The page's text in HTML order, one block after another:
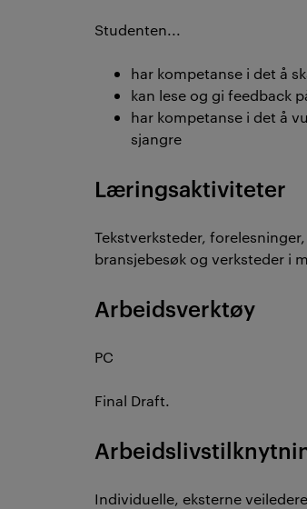
Studenten...
har kompetanse i det å
kan lese og gi feedback
har kompetanse i det å
sjangre
Læringsaktiviteter
Tekstverksteder,
bransjebesøk og verksteder i
Arbeidsverktøy
PC
Final Draft.
Individuelle, eksterne